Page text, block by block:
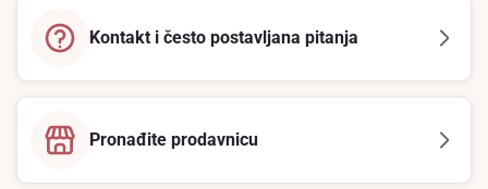
Kontakt i često postavljana pitanja
Pronađite prodavnicu